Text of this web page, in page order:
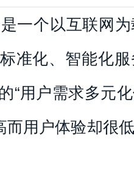
一个以互联网
准化、智能化
“用户需求多元
而用户体验却很